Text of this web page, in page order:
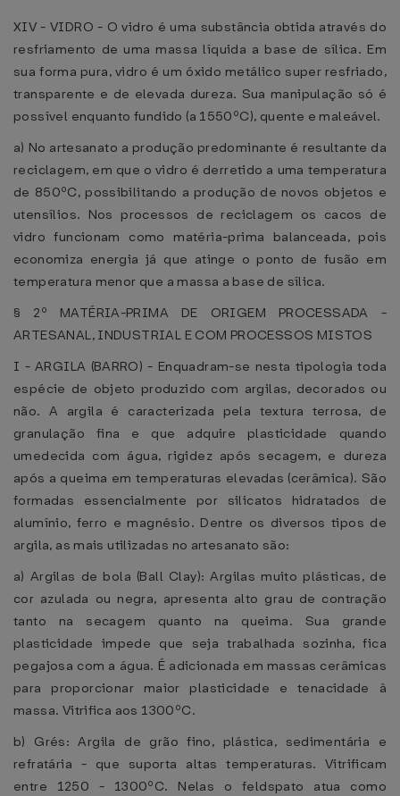
XIV - VIDRO - O vidro é uma substância obtida através do
resfriamento de uma massa líquida a base de sílica. Em
sua forma pura, vidro é um óxido metálico super resfriado,
transparente e de elevada dureza. Sua manipulação só é
possível enquanto fundido (a 1550ºC), quente e maleável.
a) No artesanato a produção predominante é resultante da
reciclagem, em que o vidro é derretido a uma temperatura
de 850ºC, possibilitando a produção de novos objetos e
utensílios. Nos processos de reciclagem os cacos de
vidro funcionam como matéria-prima balanceada, pois
economiza energia já que atinge o ponto de fusão em
temperatura menor que a massa a base de sílica.
§ 2º MATÉRIA-PRIMA DE ORIGEM PROCESSADA -
ARTESANAL, INDUSTRIAL E COM PROCESSOS MISTOS
I - ARGILA (BARRO) - Enquadram-se nesta tipologia toda
espécie de objeto produzido com argilas, decorados ou
não. A argila é caracterizada pela textura terrosa, de
granulação fina e que adquire plasticidade quando
umedecida com água, rigidez após secagem, e dureza
após a queima em temperaturas elevadas (cerâmica). São
formadas essencialmente por silicatos hidratados de
alumínio, ferro e magnésio. Dentre os diversos tipos de
argila, as mais utilizadas no artesanato são:
a) Argilas de bola (Ball Clay): Argilas muito plásticas, de
cor azulada ou negra, apresenta alto grau de contração
tanto na secagem quanto na queima. Sua grande
plasticidade impede que seja trabalhada sozinha, fica
pegajosa com a água. É adicionada em massas cerâmicas
para proporcionar maior plasticidade e tenacidade à
massa. Vitrifica aos 1300ºC.
b) Grés: Argila de grão fino, plástica, sedimentária e
refratária - que suporta altas temperaturas. Vitrificam
entre 1250 - 1300ºC. Nelas o feldspato atua como